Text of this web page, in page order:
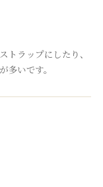
トラップにしたり、
多いです。